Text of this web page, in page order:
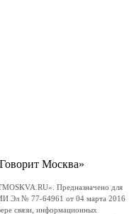
Москва»
Предназначено для
Эл № 77-64961 от 04 марта 2016
связи, информационных